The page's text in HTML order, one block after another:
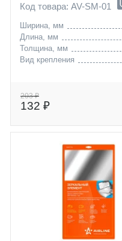
Код товара: AV-SM-01
Ширина, мм
Длина, мм
Толщина, мм
Вид крепления
203 ₽
132 ₽